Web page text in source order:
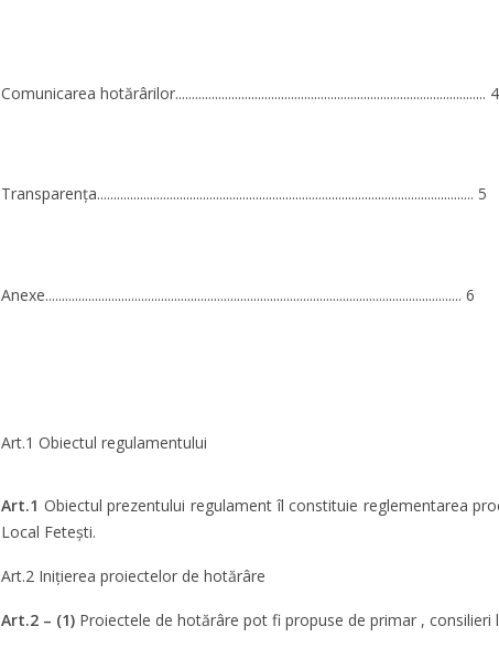
Comunicarea hotărârilor.............................................................................................. 4
Transparența.................................................................................................................. 5
Anexe.............................................................................................................................. 6
Art.1 Obiectul regulamentului
Art.1 Obiectul prezentului regulament îl constituie reglementarea
Local Fetești.
Art.2 Inițierea proiectelor de hotărâre
Art.2 – (1) Proiectele de hotărâre pot fi propuse de primar , consilieri